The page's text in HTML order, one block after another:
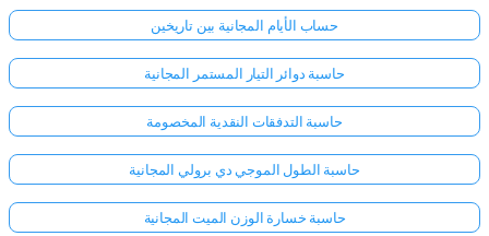
حساب الأيام المجانية بين تاريخين
حاسبة دوائر التيار المستمر المجانية
حاسبة التدفقات النقدية المخصومة
حاسبة الطول الموجي دي برولي المجانية
حاسبة خسارة الوزن الميت المجانية